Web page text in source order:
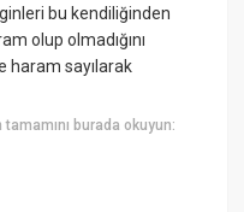
bu kendiliğinden
olup olmadığını
haram sayılarak
tamamını burada okuyun: